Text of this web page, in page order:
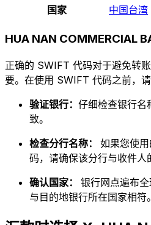
国家
中国台湾
HUA NAN COMMERCIAL
正确的 SWIFT 代码对于避免转
要。在使用 SWIFT 代码之前，
验证银行： 仔细检查银行名
致。
检查分行名称： 如果您使
码，请确保该分行与收件人
确认国家： 银行网点遍布
与目的地银行所在国家相符。